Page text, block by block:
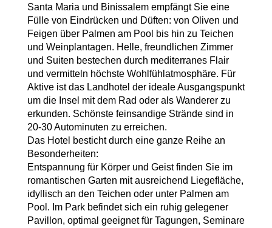
Santa Maria und Binissalem empfängt Sie eine
Fülle von Eindrücken und Düften: von Oliven und
Feigen über Palmen am Pool bis hin zu Teichen
und Weinplantagen. Helle, freundlichen Zimmer
und Suiten bestechen durch mediterranes Flair
und vermitteln höchste Wohlfühlatmosphäre. Für
Aktive ist das Landhotel der ideale Ausgangspunkt
um die Insel mit dem Rad oder als Wanderer zu
erkunden. Schönste feinsandige Strände sind in
20-30 Autominuten zu erreichen.
Das Hotel besticht durch eine ganze Reihe an
Besonderheiten:
Entspannung für Körper und Geist finden Sie im
romantischen Garten mit ausreichend Liegefläche,
idyllisch an den Teichen oder unter Palmen am
Pool. Im Park befindet sich ein ruhig gelegener
Pavillon, optimal geeignet für Tagungen, Seminare